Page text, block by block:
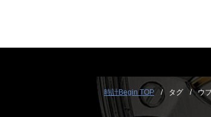
時計Begin TOP タグ ウ